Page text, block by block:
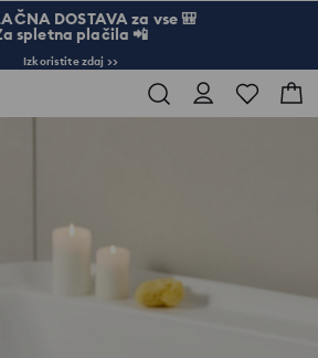
DOSTAVA za vse 🎒
spletna plačila 📲
Izkoristite zdaj >>